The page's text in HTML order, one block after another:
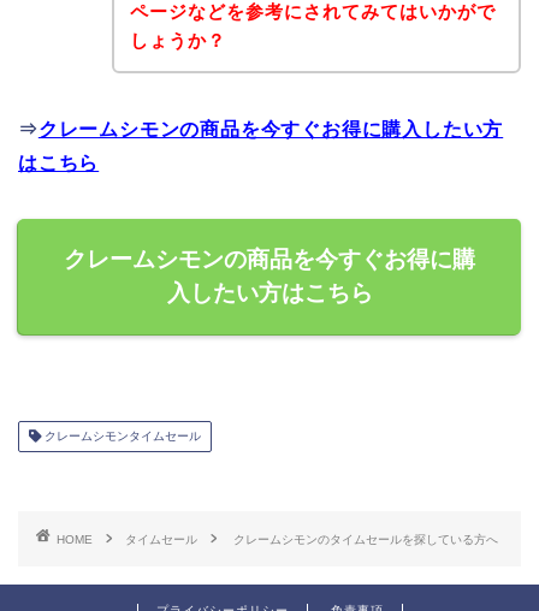
ページなどを参考にされてみてはいかがで
しょうか？
⇒クレームシモンの商品を今すぐお得に購入したい方
はこちら
クレームシモンの商品を今すぐお得に購
入したい方はこちら
クレームシモンタイムセール
HOME タイムセール クレームシモンのタイムセールを探している方へ